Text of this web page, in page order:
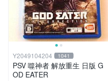
Y2049104204 1041
PSV 噬神者 解放重生 日版 G
OD EATER